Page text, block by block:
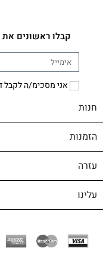
קבלו ראשונים
אני מסכימ/ה לקבל
חנות
הזמנות
עזרה
עלינו